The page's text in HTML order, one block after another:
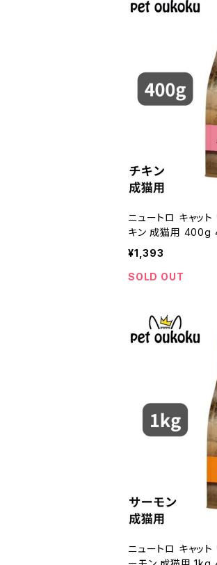
ニュートロ キャッ
キン 成猫用
¥1,393
SOLD OUT
ニュートロ キャッ